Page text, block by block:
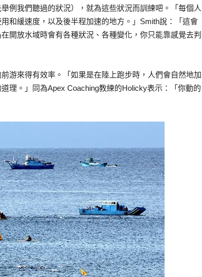
例我們聽過的狀況），就為這些狀況而訓練吧。「每個人
和緩速度，以及後半程加速的地方。」Smith說：「這會
開放水域時會有各種狀況、各種變化，你只能靠感覺去判
游來得有效率。「如果是在陸上跑步時，人們會自然地加
理。」同為Apex Coaching教練的Holicky表示：「你動的